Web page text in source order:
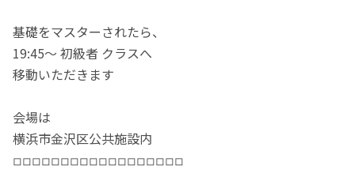
基礎をマスターされたら、
19:45〜 初級者 クラスへ
移動いただきます
会場は
横浜市金沢区公共施設内
◽︎◽︎◽︎◽︎◽︎◽︎◽︎◽︎◽︎◽︎◽︎◽︎◽︎◽︎◽︎◽︎◽︎◽︎